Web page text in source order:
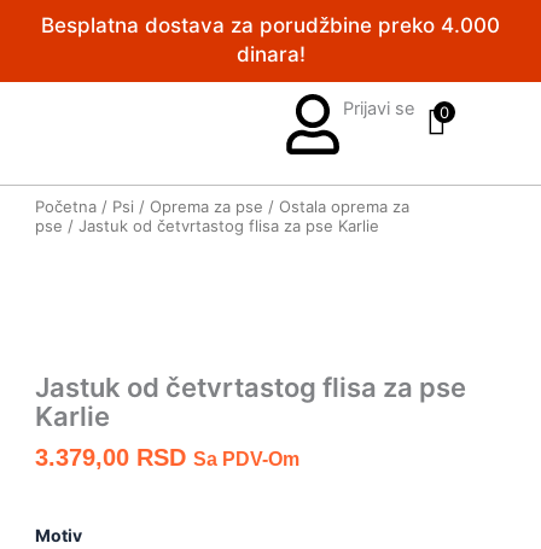
Besplatna dostava za porudžbine preko 4.000
dinara!
Prijavi se 0
Početna / Psi /Oprema za pse /Ostala oprema za
pse / Jastuk od četvrtastog flisa za pse Karlie
Jastuk od četvrtastog flisa za pse
Karlie
3.379,00 RSD Sa PDV-Om
Motiv
četvrtastog